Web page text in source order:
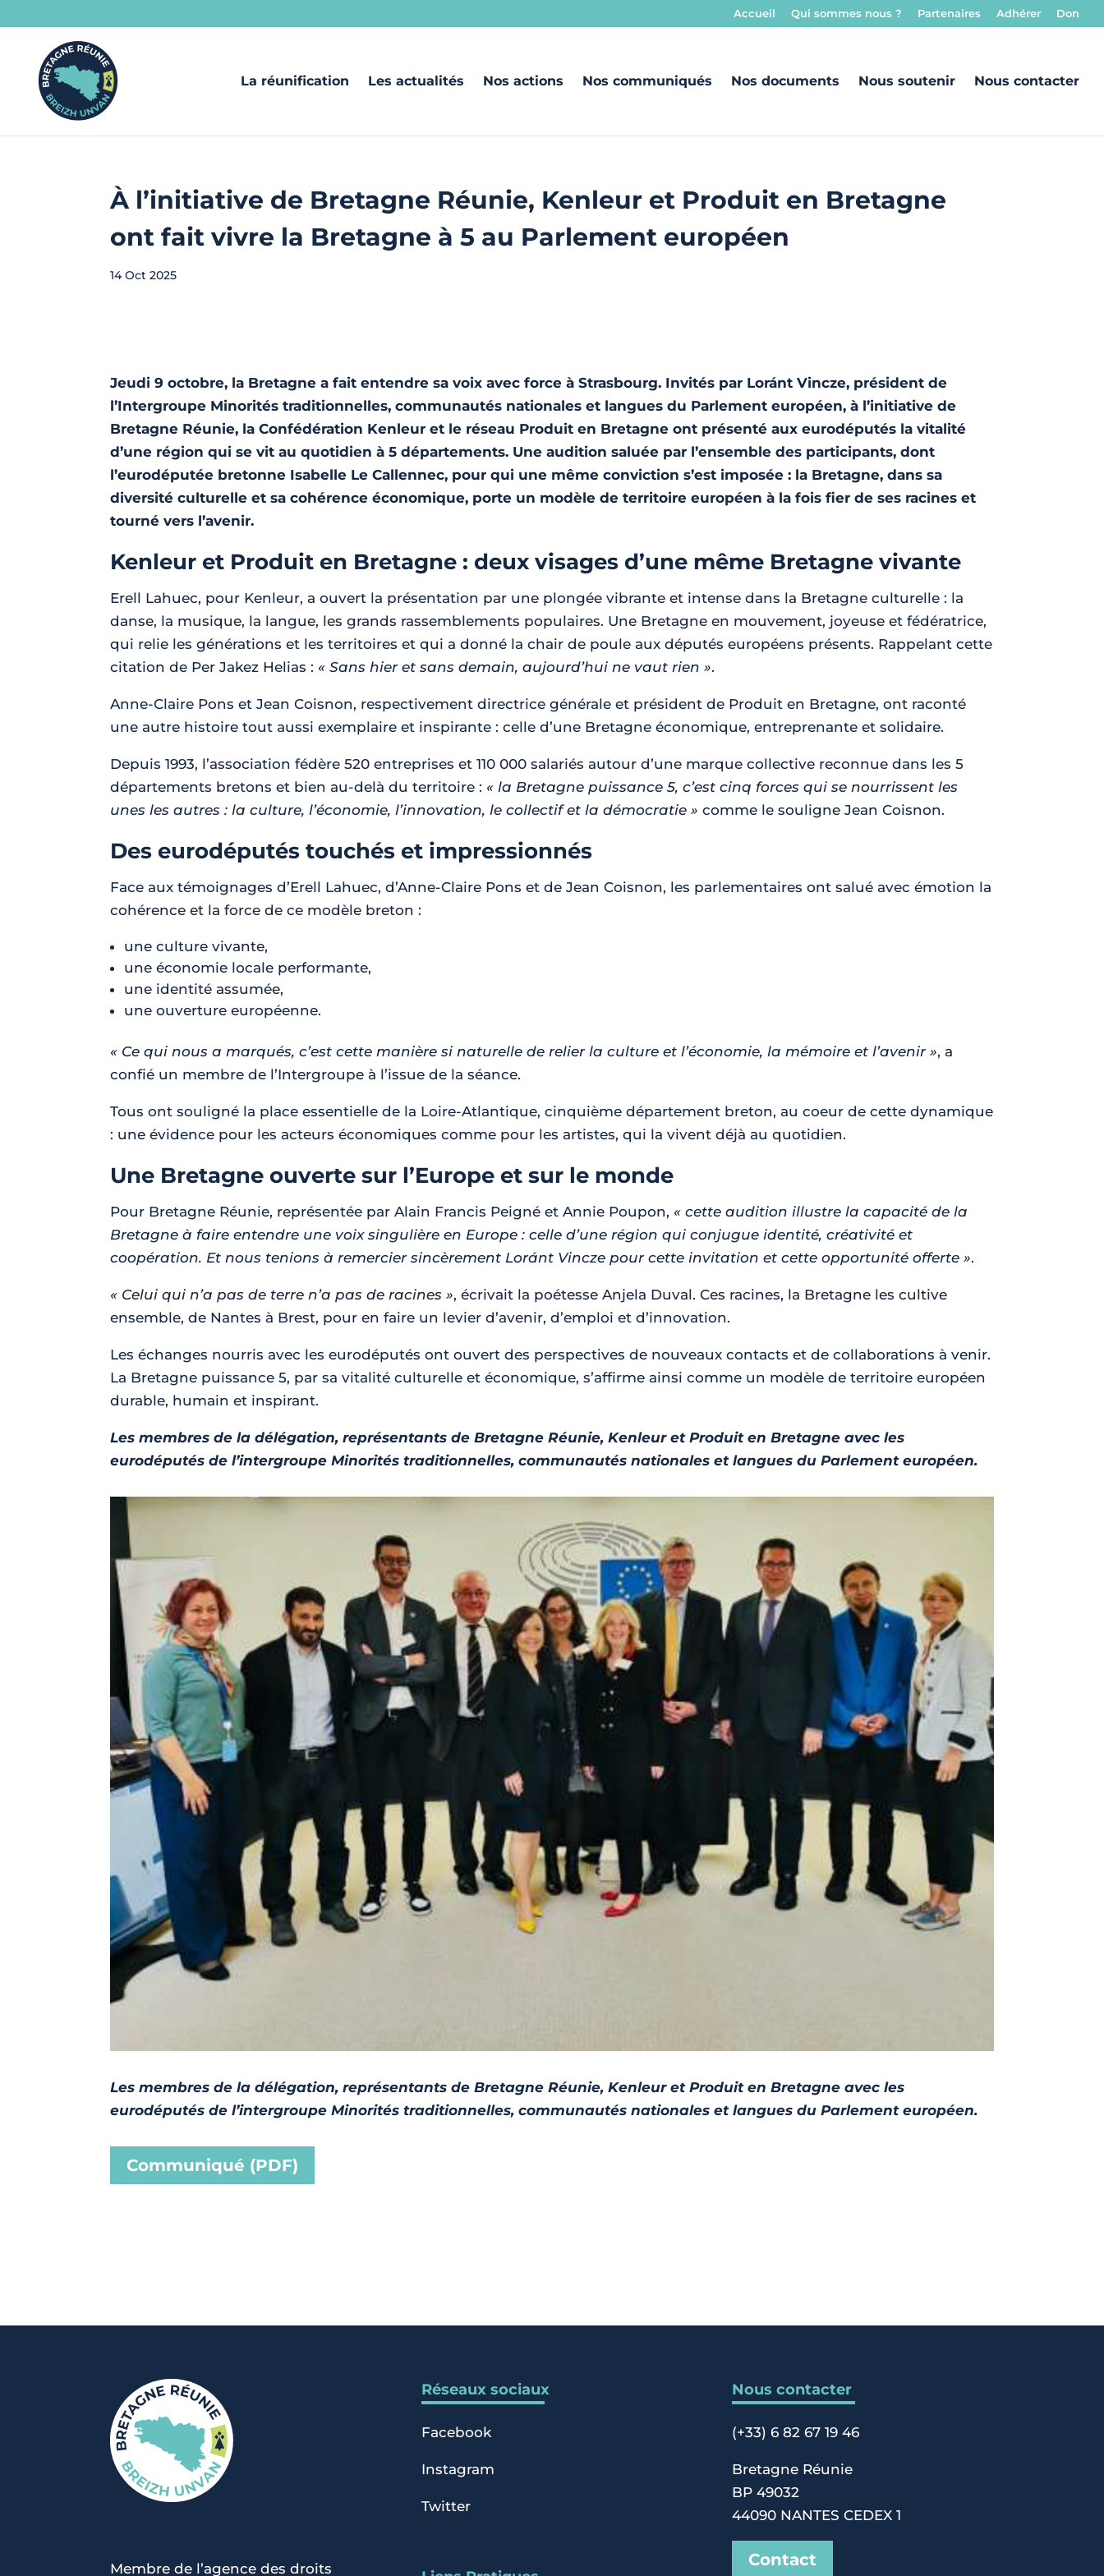
Accueil Qui sommes nous ? Partenaires Adhérer Don
La réunification Les actualités Nos actions Nos communiqués Nos documents Nous soutenir Nous contacter
À l’initiative de Bretagne Réunie, Kenleur et Produit en Bretagne
ont fait vivre la Bretagne à 5 au Parlement européen
14 Oct 2025
Jeudi 9 octobre, la Bretagne a fait entendre sa voix avec force à Strasbourg. Invités par Loránt Vincze, président de
l’Intergroupe Minorités traditionnelles, communautés nationales et langues du Parlement européen, à l’initiative de
Bretagne Réunie, la Confédération Kenleur et le réseau Produit en Bretagne ont présenté aux eurodéputés la vitalité
d’une région qui se vit au quotidien à 5 départements. Une audition saluée par l’ensemble des participants, dont
l’eurodéputée bretonne Isabelle Le Callennec, pour qui une même conviction s’est imposée : la Bretagne, dans sa
diversité culturelle et sa cohérence économique, porte un modèle de territoire européen à la fois fier de ses racines et
tourné vers l’avenir.
Kenleur et Produit en Bretagne : deux visages d’une même Bretagne vivante
Erell Lahuec, pour Kenleur, a ouvert la présentation par une plongée vibrante et intense dans la Bretagne culturelle : la
danse, la musique, la langue, les grands rassemblements populaires. Une Bretagne en mouvement, joyeuse et fédératrice,
qui relie les générations et les territoires et qui a donné la chair de poule aux députés européens présents. Rappelant cette
citation de Per Jakez Helias : « Sans hier et sans demain, aujourd’hui ne vaut rien ».
Anne-Claire Pons et Jean Coisnon, respectivement directrice générale et président de Produit en Bretagne, ont raconté
une autre histoire tout aussi exemplaire et inspirante : celle d’une Bretagne économique, entreprenante et solidaire.
Depuis 1993, l’association fédère 520 entreprises et 110 000 salariés autour d’une marque collective reconnue dans les 5
départements bretons et bien au-delà du territoire : « la Bretagne puissance 5, c’est cinq forces qui se nourrissent les
unes les autres : la culture, l’économie, l’innovation, le collectif et la démocratie » comme le souligne Jean Coisnon.
Des eurodéputés touchés et impressionnés
Face aux témoignages d’Erell Lahuec, d’Anne-Claire Pons et de Jean Coisnon, les parlementaires ont salué avec émotion la
cohérence et la force de ce modèle breton :
une culture vivante,
une économie locale performante,
une identité assumée,
une ouverture européenne.
« Ce qui nous a marqués, c’est cette manière si naturelle de relier la culture et l’économie, la mémoire et l’avenir », a
confié un membre de l’Intergroupe à l’issue de la séance.
Tous ont souligné la place essentielle de la Loire-Atlantique, cinquième département breton, au coeur de cette dynamique
: une évidence pour les acteurs économiques comme pour les artistes, qui la vivent déjà au quotidien.
Une Bretagne ouverte sur l’Europe et sur le monde
Pour Bretagne Réunie, représentée par Alain Francis Peigné et Annie Poupon, « cette audition illustre la capacité de la
Bretagne à faire entendre une voix singulière en Europe : celle d’une région qui conjugue identité, créativité et
coopération. Et nous tenions à remercier sincèrement Loránt Vincze pour cette invitation et cette opportunité offerte ».
« Celui qui n’a pas de terre n’a pas de racines », écrivait la poétesse Anjela Duval. Ces racines, la Bretagne les cultive
ensemble, de Nantes à Brest, pour en faire un levier d’avenir, d’emploi et d’innovation.
Les échanges nourris avec les eurodéputés ont ouvert des perspectives de nouveaux contacts et de collaborations à venir.
La Bretagne puissance 5, par sa vitalité culturelle et économique, s’affirme ainsi comme un modèle de territoire européen
durable, humain et inspirant.
Les membres de la délégation, représentants de Bretagne Réunie, Kenleur et Produit en Bretagne avec les
eurodéputés de l’intergroupe Minorités traditionnelles, communautés nationales et langues du Parlement européen.
Les membres de la délégation, représentants de Bretagne Réunie, Kenleur et Produit en Bretagne avec les
eurodéputés de l’intergroupe Minorités traditionnelles, communautés nationales et langues du Parlement européen.
Communiqué (PDF)
Membre de l’agence des droits
Réseaux sociaux
Facebook
Instagram
Twitter
Nous contacter
(+33) 6 82 67 19 46
Bretagne Réunie
BP 49032
44090 NANTES CEDEX 1
Contact